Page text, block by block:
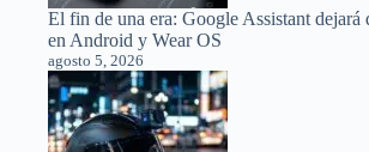
El fin de una era: Google Assistant dejará
en Android y Wear OS
agosto 5, 2026